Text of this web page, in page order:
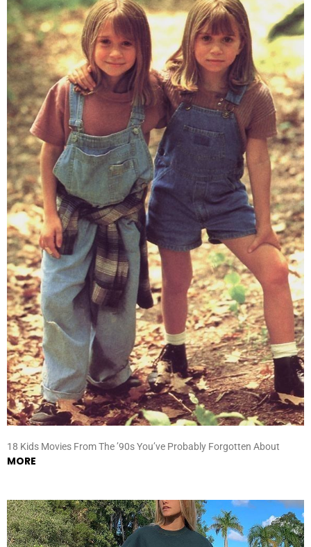
18 Kids Movies From The ’90s You’ve Probably Forgotten About
MORE